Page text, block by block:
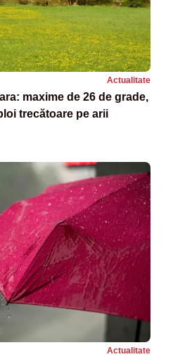
Actualitate
maxime de 26 de grade,
trecătoare pe arii
Actualitate